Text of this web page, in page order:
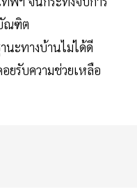
ณฑิต
ะทางบ้านไม่ได้ดี
ยรับความช่วยเหลือ